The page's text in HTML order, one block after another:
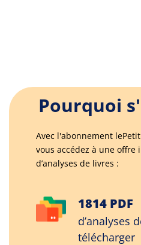
Pourquoi
Avec l'abonnement
vous accédez à une offre
d’analyses de livres :
1814 PDF
d’analyses
télécharger